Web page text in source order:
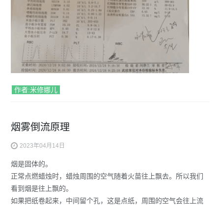
作者:米修娜儿
烟雾倒流原理
2023年04月14日
烟是固体的。
正常点燃蜡烛时，蜡烛周围的空气随着火苗往上飘去。所以我们
看到烟是往上飘的。
如果把纸卷起来，中间留个孔，这是点纸，周围的空气会往上流